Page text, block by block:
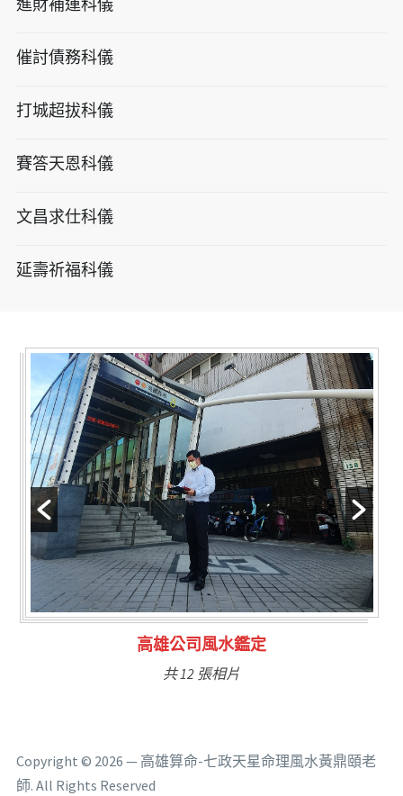
進財補運科儀
催討債務科儀
打城超拔科儀
賽答天恩科儀
文昌求仕科儀
延壽祈福科儀
林氏福主量子生基造命
共 6 張相片
Copyright © 2026 — 高雄算命-七政天星命理風水黃鼎頤老
師. All Rights Reserved